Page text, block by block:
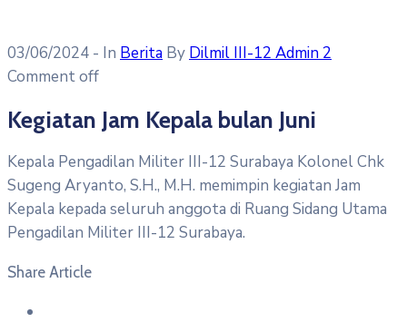
03/06/2024 - In Berita By Dilmil III-12 Admin 2
Comment off
Kegiatan Jam Kepala bulan Juni
Kepala Pengadilan Militer III-12 Surabaya Kolonel Chk
Sugeng Aryanto, S.H., M.H. memimpin kegiatan Jam
Kepala kepada seluruh anggota di Ruang Sidang Utama
Pengadilan Militer III-12 Surabaya.
Share Article